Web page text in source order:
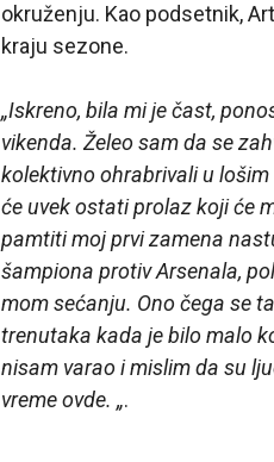
okruženju. Kao podsetnik,
kraju sezone.
„Iskreno, bila mi je čast,
vikenda. Želeo sam da se
kolektivno ohrabrivali u
će uvek ostati prolaz koji će
pamtiti moj prvi zamena
šampiona protiv Arsenala,
mom sećanju. Ono čega se
trenutaka kada je bilo malo
nisam varao i mislim da su
vreme ovde. „.